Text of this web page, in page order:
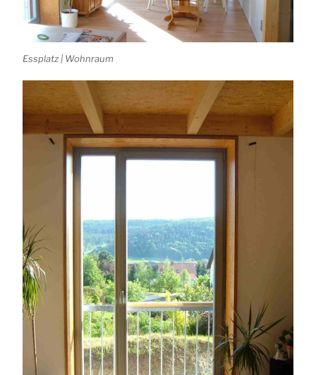
Essplatz | Wohnraum